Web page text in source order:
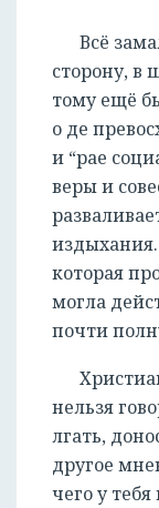
Всё
сторону, в
тому ещё
о де
и “рае
веры и
которая
могла
почти
нельзя
лгать,
другое
чего у